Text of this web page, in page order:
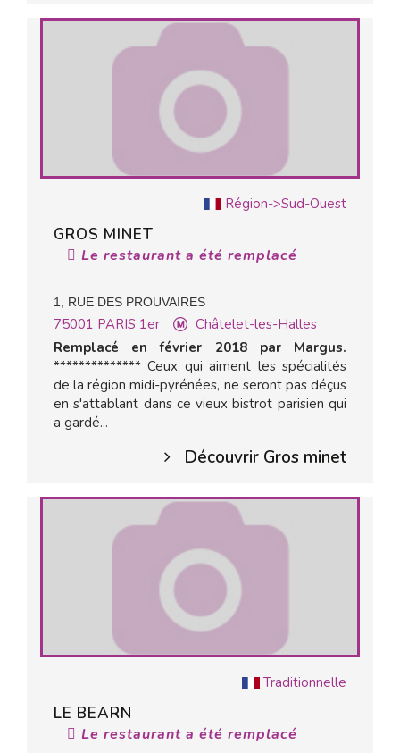
Région->Sud-Ouest
GROS MINET
Le restaurant a été remplacé
1, RUE DES PROUVAIRES
75001 PARIS 1er
Châtelet-les-Halles
Remplacé en février 2018 par Margus.
************** Ceux qui aiment les spécialités
de la région midi-pyrénées, ne seront pas déçus
en s'attablant dans ce vieux bistrot parisien qui
a gardé...
Découvrir Gros minet
Traditionnelle
LE BEARN
Le restaurant a été remplacé